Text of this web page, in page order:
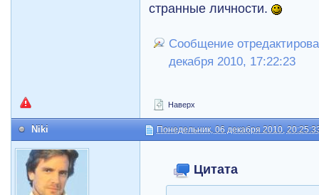
странные личности.
Сообщение
декабря 2010, 17:22:23
Наверх
Niki Понедельник, 06 декабря 2010,
Цитата